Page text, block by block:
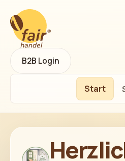
Start
B2B Login